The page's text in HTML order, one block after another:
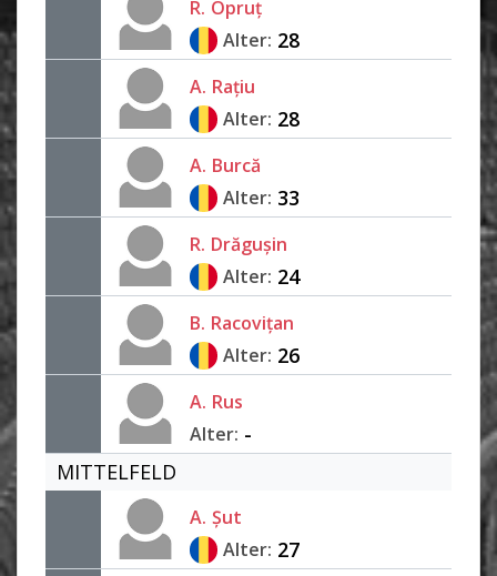
R. Opruț
Alter: 28
A. Rațiu
Alter: 28
A. Burcă
Alter: 33
R. Drăgușin
Alter: 24
B. Racovițan
Alter: 26
A. Rus
Alter: -
MITTELFELD
A. Șut
Alter: 27